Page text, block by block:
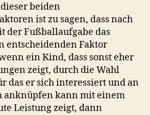
beiden
ist zu sagen, dass nach
der Fußballaufgabe das
entscheidenden Faktor
ein Kind, dass sonst eher
zeigt, durch die Wahl
das er sich interessiert und an
anknüpfen kann mit einem
Leistung zeigt, dann